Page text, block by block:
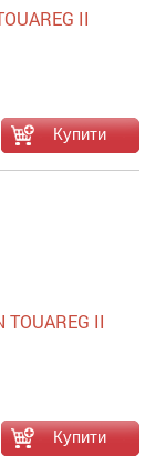
II
TOUAREG II